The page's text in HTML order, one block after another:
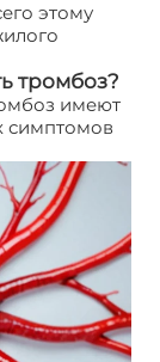
этому
тромбоз?
имеют
симптомов